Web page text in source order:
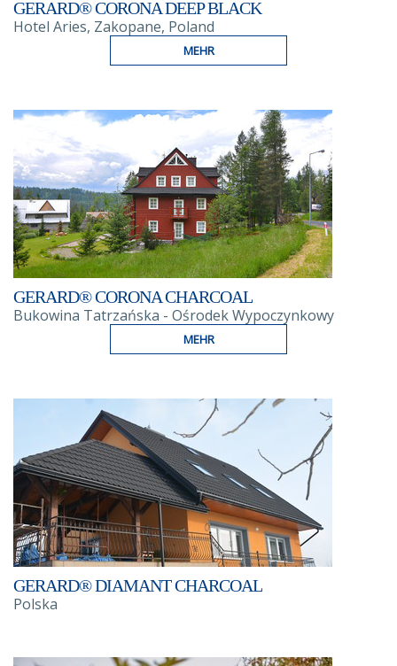
GERARD® CORONA DEEP BLACK
Hotel Aries, Zakopane, Poland
MEHR
GERARD® CORONA CHARCOAL
Bukowina Tatrzańska - Ośrodek Wypoczynkowy
MEHR
GERARD® DIAMANT CHARCOAL
Polska